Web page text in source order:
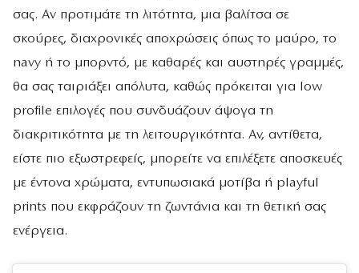
σας. Αν προτιμάτε τη λιτότητα, μια βαλίτσα σε
σκούρες, διαχρονικές αποχρώσεις όπως το μαύρο, το
navy ή το μπορντό, με καθαρές και αυστηρές γραμμές,
θα σας ταιριάξει απόλυτα, καθώς πρόκειται για low
profile επιλογές που συνδυάζουν άψογα τη
διακριτικότητα με τη λειτουργικότητα. Αν, αντίθετα,
είστε πιο εξωστρεφείς, μπορείτε να επιλέξετε αποσκευές
με έντονα χρώματα, εντυπωσιακά μοτίβα ή playful
prints που εκφράζουν τη ζωντάνια και τη θετική σας
ενέργεια.